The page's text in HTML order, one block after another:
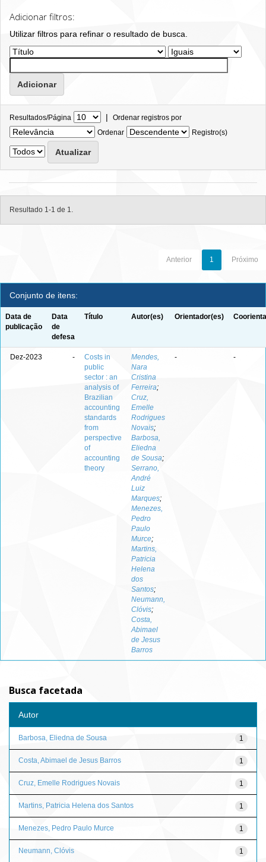
Adicionar filtros:
Utilizar filtros para refinar o resultado de busca.
Resultados/Página | Ordenar registros por
Ordenar
Registro(s)
Resultado 1-1 de 1.
Anterior 1 Próximo
Conjunto de itens:
Data de
publicação
Data
de
defesa
Título Autor(es) Orientador(es)
Dez-2023 -
Costs in
public
sector : an
analysis of
Brazilian
accounting
standards
from
perspective
of
accounting
theory
Mendes,
Nara
Cristina
Ferreira;
Cruz,
Emelle
Rodrigues
Novais;
Barbosa,
Eliedna
de Sousa;
Serrano,
André
Luiz
Marques;
Menezes,
Pedro
Paulo
Murce;
Martins,
Patricia
Helena
dos
Santos;
Neumann,
Clóvis;
Costa,
Abimael
de Jesus
Barros
- -
Busca facetada
Autor
1
Barbosa, Eliedna de Sousa
1
Costa, Abimael de Jesus Barros
1
Cruz, Emelle Rodrigues Novais
1
Martins, Patricia Helena dos Santos
1
Menezes, Pedro Paulo Murce
1
Neumann, Clóvis